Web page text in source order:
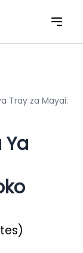
Tray za Mayai:
Ya